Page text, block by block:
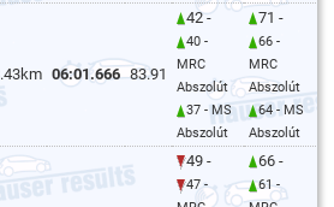
06:01.666 83.91
42 -
40 -
MRC
Abszolút
37 - MS
Abszolút
71 -
66 -
MRC
Abszolút
64 - MS
Abszolút
49 -
47 -
66 -
61 -